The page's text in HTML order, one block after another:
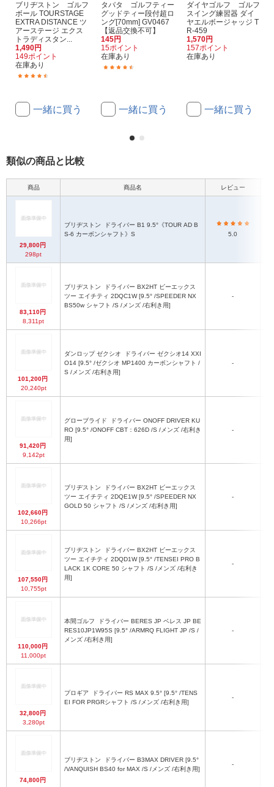
ブリヂストン ゴルフ
ボール TOURSTAGE
EXTRA DISTANCE ツ
アーステージ エクス
トラディスタン...
1,490円
149ポイント
在庫あり
一緒に買う
タバタ ゴルフティー
グッドティー段付超ロ
ング[70mm] GV0467
【返品交換不可】
145円
15ポイント
在庫あり
一緒に買う
ダイヤゴルフ ゴルフ
スイング練習器 ダイ
ヤエルボージャッジ T
R-459
1,570円
157ポイント
在庫あり
一緒に買う
類似の商品と比較
商品 商品名 レビュー
29,800円
298pt
ブリヂストン
S-6 カーボンシャフト》S
5.0
83,110円
8,311pt
ブリヂストン
ツー エイチティ 2DQC1W [9.5° /SPEEDER NX
BS50w シャフト /S /メンズ /右利き用]
-
101,200円
20,240pt
ダンロップ ゼクシオ
O14 [9.5° /ゼクシオ MP1400 カーボンシャフト /
S /メンズ /右利き用]
-
91,420円
9,142pt
グローブライド
RO [9.5° /ONOFF CBT：626D /S /メンズ /右利き
用]
-
102,660円
10,266pt
ブリヂストン
ツー エイチティ 2DQE1W [9.5° /SPEEDER NX
GOLD 50 シャフト /S /メンズ /右利き用]
-
107,550円
10,755pt
ブリヂストン
ツー エイチティ 2DQD1W [9.5° /TENSEI PRO B
LACK 1K CORE 50 シャフト /S /メンズ /右利き
用]
-
110,000円
11,000pt
本間ゴルフ
RES10JP1W95S [9.5° /ARMRQ FLIGHT JP /S /
メンズ /右利き用]
-
32,800円
3,280pt
プロギア
EI FOR PRGRシャフト /S /メンズ /右利き用]
-
74,800円
ブリヂストン
/VANQUISH BS40 for MAX /S /メンズ /右利き用]
-